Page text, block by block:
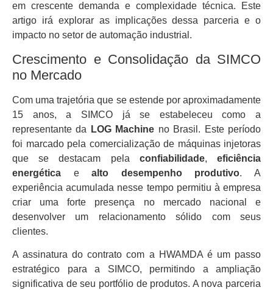
em crescente demanda e complexidade técnica. Este
artigo irá explorar as implicações dessa parceria e o
impacto no setor de automação industrial.
Crescimento e Consolidação da SIMCO
no Mercado
Com uma trajetória que se estende por aproximadamente
15 anos, a SIMCO já se estabeleceu como a
representante da
LOG Machine no Brasil. Este período
foi marcado pela comercialização de máquinas injetoras
que se destacam pela confiabilidade,eficiência
energética ealto desempenho produtivo. A
experiência acumulada nesse tempo permitiu à empresa
criar uma forte presença no mercado nacional e
desenvolver um relacionamento sólido com seus
clientes.
A assinatura do contrato com a HWAMDA é um passo
estratégico para a SIMCO, permitindo a ampliação
significativa de seu portfólio de produtos. A nova parceria